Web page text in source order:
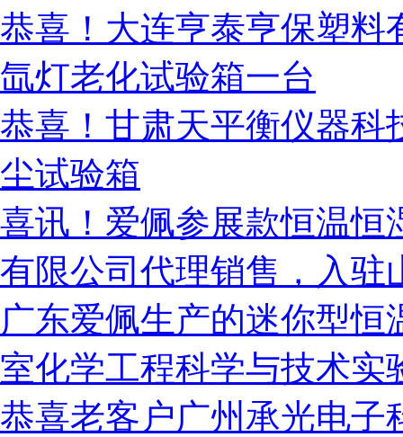
恭喜！大连亨泰亨保塑料
氙灯老化试验箱一台
恭喜！甘肃天平衡仪器科
尘试验箱
喜讯！爱佩参展款恒温恒
有限公司代理销售，入驻
广东爱佩生产的迷你型
室化学工程科学与技术实
恭喜老客户广州承光电子